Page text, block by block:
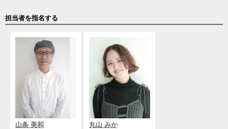
担当者を指名する
山条 美和 丸山 みか